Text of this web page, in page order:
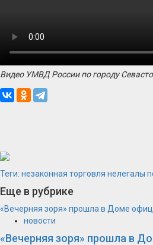
Видео УМВД России по городу
Теги: незаконная торговля нелегалы
Еще в рубрике
«Вечерняя зоря» прошла в Доме
новости
«Вечерняя зоря» прошла в